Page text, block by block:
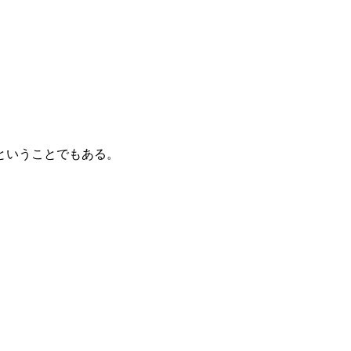
うことでもある。